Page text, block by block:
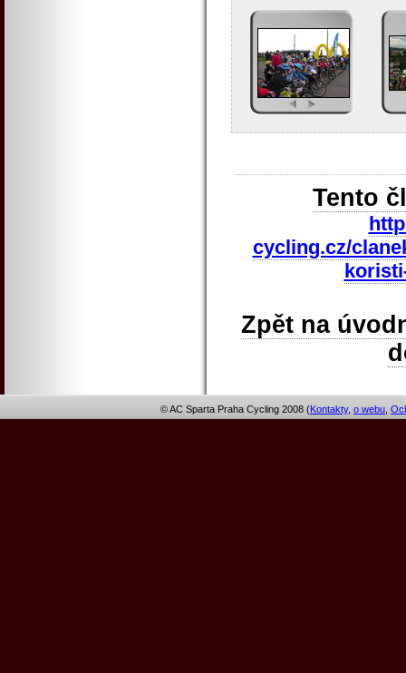
Tento
cycling.cz/
Zpět na
© AC Sparta Praha Cycling 2008 (Kontakty, o webu